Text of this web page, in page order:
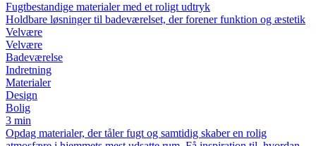
Fugtbestandige materialer med et roligt udtryk
Holdbare løsninger til badeværelset, der forener funktion og æstetik
Velvære
Velvære
Badeværelse
Indretning
Materialer
Design
Bolig
3 min
Opdag materialer, der tåler fugt og samtidig skaber en rolig